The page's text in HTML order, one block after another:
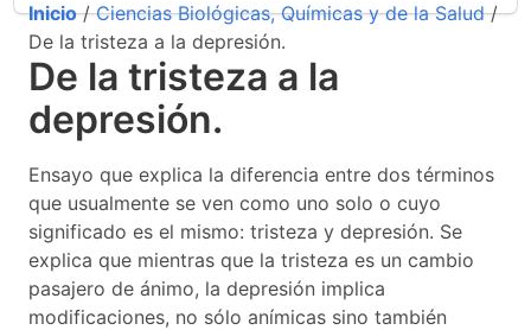
Inicio/Ciencias Biológicas, Químicas y de la Salud/
De la tristeza a la depresión.
De la tristeza a la
depresión.
Ensayo que explica la diferencia entre dos términos
que usualmente se ven como uno solo o cuyo
significado es el mismo: tristeza y depresión. Se
explica que mientras que la tristeza es un cambio
pasajero de ánimo, la depresión implica
modificaciones, no sólo anímicas sino también